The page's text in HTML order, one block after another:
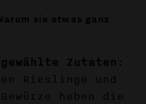
sie etwas ganz
Zutaten :
Rieslinge und
heben die